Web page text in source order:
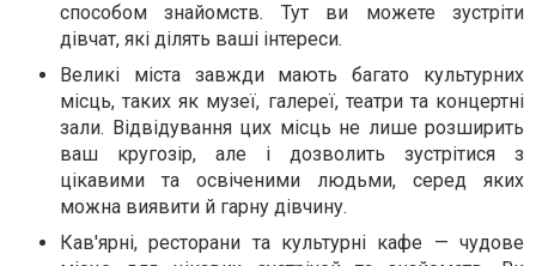
способом знайомств. Тут ви можете зустріти
дівчат, які ділять ваші інтереси.
Великі міста завжди мають багато культурних
місць, таких як музеї, галереї, театри та концертні
зали. Відвідування цих місць не лише розширить
ваш кругозір, але і дозволить зустрітися з
цікавими та освіченими людьми, серед яких
можна виявити й гарну дівчину.
Кав'ярні, ресторани та культурні кафе — чудове